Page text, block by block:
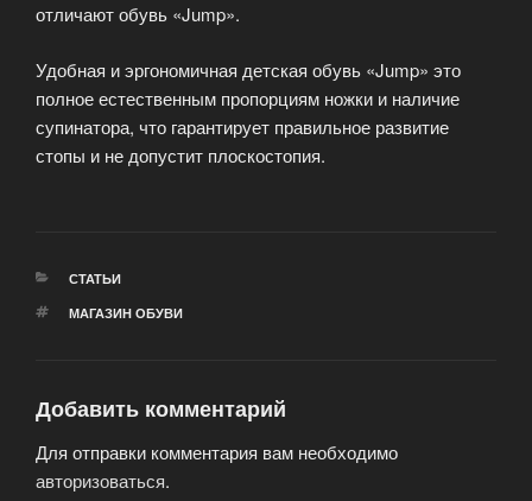
отличают обувь «Jump».
Удобная и эргономичная детская обувь «Jump» это
полное естественным пропорциям ножки и наличие
супинатора, что гарантирует правильное развитие
стопы и не допустит плоскостопия.
РУБРИКИ
СТАТЬИ
МЕТКИ
МАГАЗИН ОБУВИ
Добавить комментарий
Для отправки комментария вам необходимо
авторизоваться.